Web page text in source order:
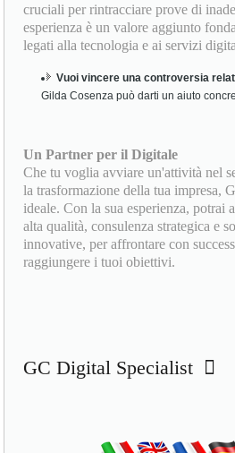
cruciali per rintracciare prove di
esperienza è un valore aggiunto
legati alla tecnologia e ai servizi
Vuoi vincere una controversia
Gilda Cosenza può darti un aiuto
Un Partner per il Digitale
Che tu voglia avviare un'attività nel
la trasformazione della tua impresa,
ideale. Con la sua esperienza, potrai
alta qualità, consulenza strategica e
innovative, per affrontare con
raggiungere i tuoi obiettivi.
GC Digital Specialist